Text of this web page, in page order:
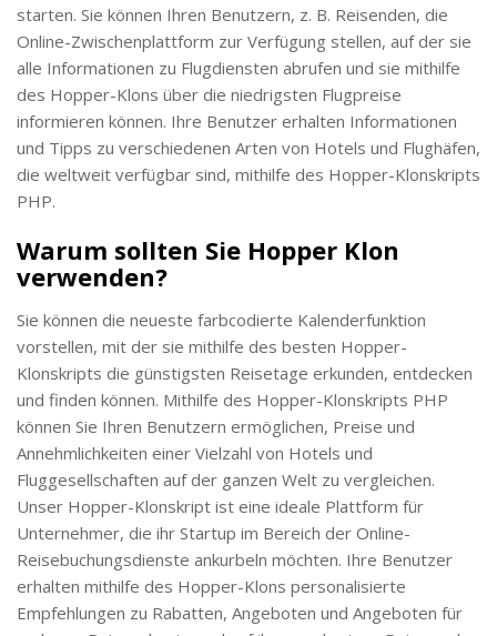
starten. Sie können Ihren Benutzern, z. B. Reisenden, die
Online-Zwischenplattform zur Verfügung stellen, auf der sie
alle Informationen zu Flugdiensten abrufen und sie mithilfe
des Hopper-Klons über die niedrigsten Flugpreise
informieren können. Ihre Benutzer erhalten Informationen
und Tipps zu verschiedenen Arten von Hotels und Flughäfen,
die weltweit verfügbar sind, mithilfe des Hopper-Klonskripts
PHP.
Warum sollten Sie Hopper Klon
verwenden?
Sie können die neueste farbcodierte Kalenderfunktion
vorstellen, mit der sie mithilfe des besten Hopper-
Klonskripts die günstigsten Reisetage erkunden, entdecken
und finden können. Mithilfe des Hopper-Klonskripts PHP
können Sie Ihren Benutzern ermöglichen, Preise und
Annehmlichkeiten einer Vielzahl von Hotels und
Fluggesellschaften auf der ganzen Welt zu vergleichen.
Unser Hopper-Klonskript ist eine ideale Plattform für
Unternehmer, die ihr Startup im Bereich der Online-
Reisebuchungsdienste ankurbeln möchten. Ihre Benutzer
erhalten mithilfe des Hopper-Klons personalisierte
Empfehlungen zu Rabatten, Angeboten und Angeboten für